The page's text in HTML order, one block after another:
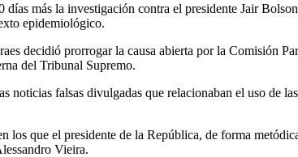
más la investigación contra el presidente Jair
epidemiológico.
decidió prorrogar la causa abierta por la Comisión
del Tribunal Supremo.
noticias falsas divulgadas que relacionaban el uso de
que el presidente de la República, de forma
Vieira.